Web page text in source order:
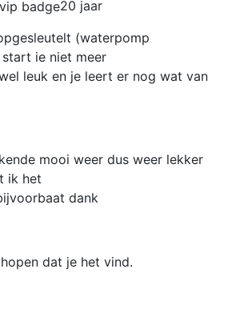
20 jaar
(waterpomp
ie niet meer
leuk en je leert er nog wat van
mooi weer dus weer lekker
ik het
dank
dat je het vind.